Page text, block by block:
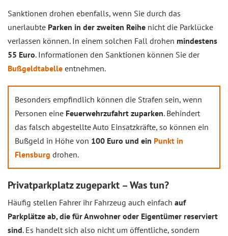
Sanktionen drohen ebenfalls, wenn Sie durch das
unerlaubte Parken in der zweiten Reihe nicht die Parklücke
verlassen können. In einem solchen Fall drohen mindestens
55 Euro. Informationen den Sanktionen können Sie der
Bußgeldtabelle entnehmen.
Besonders empfindlich können die Strafen sein, wenn
Personen eine Feuerwehrzufahrt zuparken. Behindert
das falsch abgestellte Auto Einsatzkräfte, so können ein
Bußgeld in Höhe von 100 Euro und ein Punkt in
Flensburg drohen.
Privatparkplatz zugeparkt – Was tun?
Häufig stellen Fahrer ihr Fahrzeug auch einfach auf
Parkplätze ab, die für Anwohner oder Eigentümer reserviert
sind. Es handelt sich also nicht um öffentliche, sondern